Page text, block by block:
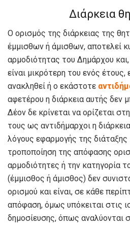
Διάρκεια
Ο ορισμός της διάρκειας της
έμμισθων ή άμισθων, αποτελεί
αρμοδιότητας του Δημάρχου
είναι μικρότερη του ενός
ανακληθεί ή ο εκάστοτε
αφετέρου η διάρκεια αυτής δεν
Δέον δε κρίνεται να ορίζεται
τους ως αντιδήμαρχοι η
λόγους εφαρμογής της διάταξης
τροποποίηση της απόφασης
αρμοδιότητες ή την κατηγορία
(έμμισθος ή άμισθος) δεν
ορισμού και είναι, σε κάθε
απόφαση, όμως υπόκειται στις
δημοσίευσης, όπως αναλύονται